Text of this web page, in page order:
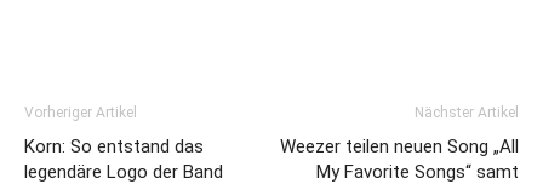
Vorheriger Artikel
Korn: So entstand das
legendäre Logo der Band
Nächster Artikel
Weezer teilen neuen Song „All
My Favorite Songs“ samt